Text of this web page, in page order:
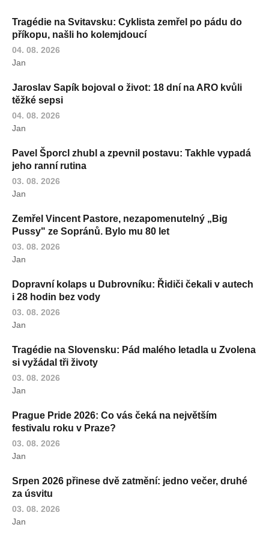
Tragédie na Svitavsku: Cyklista zemřel po pádu do
příkopu, našli ho kolemjdoucí
04. 08. 2026
Jan
Jaroslav Sapík bojoval o život: 18 dní na ARO kvůli
těžké sepsi
04. 08. 2026
Jan
Pavel Šporcl zhubl a zpevnil postavu: Takhle vypadá
jeho ranní rutina
03. 08. 2026
Jan
Zemřel Vincent Pastore, nezapomenutelný „Big
Pussy" ze Sopránů. Bylo mu 80 let
03. 08. 2026
Jan
Dopravní kolaps u Dubrovníku: Řidiči čekali v autech
i 28 hodin bez vody
03. 08. 2026
Jan
Tragédie na Slovensku: Pád malého letadla u Zvolena
si vyžádal tři životy
03. 08. 2026
Jan
Prague Pride 2026: Co vás čeká na největším
festivalu roku v Praze?
03. 08. 2026
Jan
Srpen 2026 přinese dvě zatmění: jedno večer, druhé
za úsvitu
03. 08. 2026
Jan